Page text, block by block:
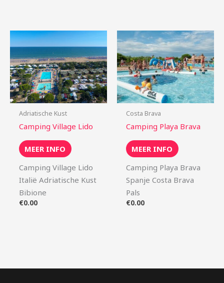
Adriatische Kust
Camping Village Lido
MEER INFO
Camping Village Lido
Italië Adriatische Kust
Bibione
€0.00
Costa Brava
Camping Playa Brava
MEER INFO
Camping Playa Brava
Spanje Costa Brava
Pals
€0.00